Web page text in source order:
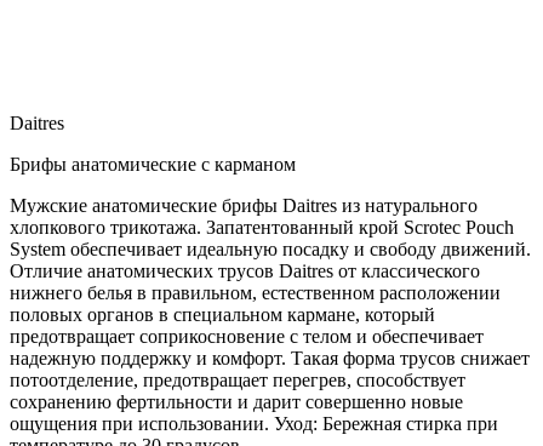
Daitres
Брифы анатомические с карманом
Мужские анатомические брифы Daitres из натурального
хлопкового трикотажа. Запатентованный крой Scrotec Pouch
System обеспечивает идеальную посадку и свободу движений.
Отличие анатомических трусов Daitres от классического
нижнего белья в правильном, естественном расположении
половых органов в специальном кармане, который
предотвращает соприкосновение с телом и обеспечивает
надежную поддержку и комфорт. Такая форма трусов снижает
потоотделение, предотвращает перегрев, способствует
сохранению фертильности и дарит совершенно новые
ощущения при использовании. Уход: Бережная стирка при